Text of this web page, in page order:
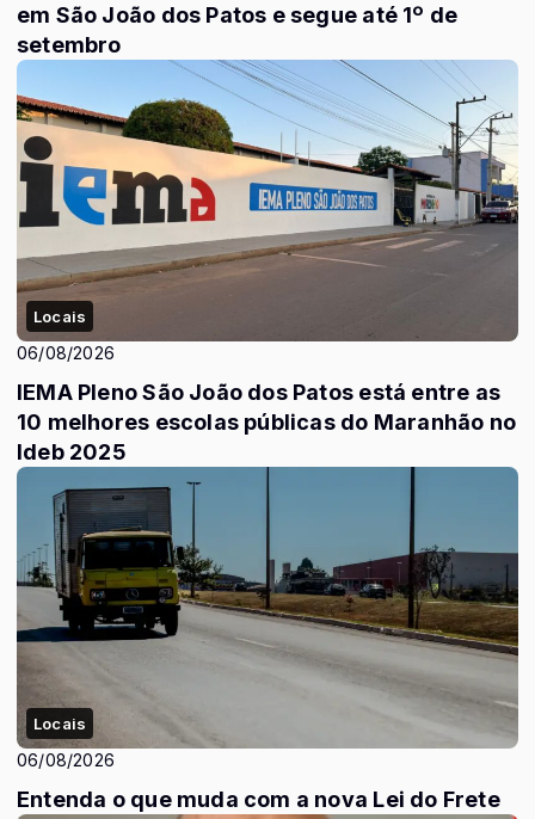
em São João dos Patos e segue até 1º de
setembro
Locais
06/08/2026
IEMA Pleno São João dos Patos está entre as
10 melhores escolas públicas do Maranhão no
Ideb 2025
Locais
06/08/2026
Entenda o que muda com a nova Lei do Frete